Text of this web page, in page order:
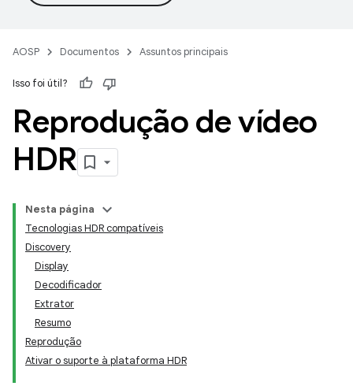
AOSP Documentos Assuntos principais
Isso foi útil?
Reprodução de vídeo
HDR
Nesta página
Tecnologias HDR compatíveis
Discovery
Display
Decodificador
Extrator
Resumo
Reprodução
Ativar o suporte à plataforma HDR